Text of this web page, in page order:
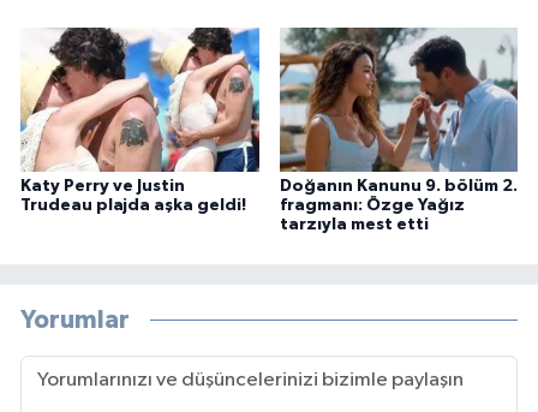
Katy Perry ve Justin
Trudeau plajda aşka geldi!
Doğanın Kanunu 9. bölüm 2.
fragmanı: Özge Yağız
tarzıyla mest etti
Yorumlar